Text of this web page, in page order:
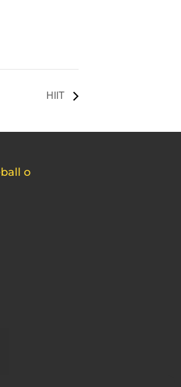
HIIT
o